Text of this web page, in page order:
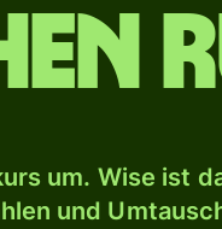
um. Wise ist
und